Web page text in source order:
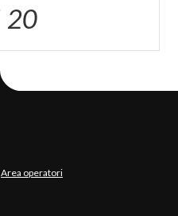
20
Area operatori